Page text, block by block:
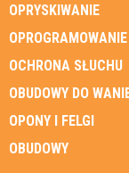
OPRYSKIWANIE
OCHRONA SŁUCHU
OBUDOWY DO
OPONY I FELGI
OBUDOWY